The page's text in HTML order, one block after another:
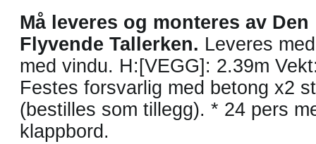
Må leveres og monteres av Den
Flyvende Tallerken. Leveres
med vindu. H:[VEGG]: 2.39m
Festes forsvarlig med betong x2
(bestilles som tillegg). * 24 pers
klappbord.